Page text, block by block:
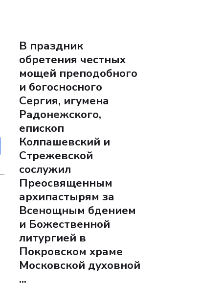
В праздник
обретения честных
мощей преподобного
и богосносного
Сергия, игумена
Радонежского,
епископ
Колпашевский и
Стрежевской
сослужил
Преосвященным
архипастырям за
Всенощным бдением
и Божественной
литургией в
Покровском храме
Московской духовной
...